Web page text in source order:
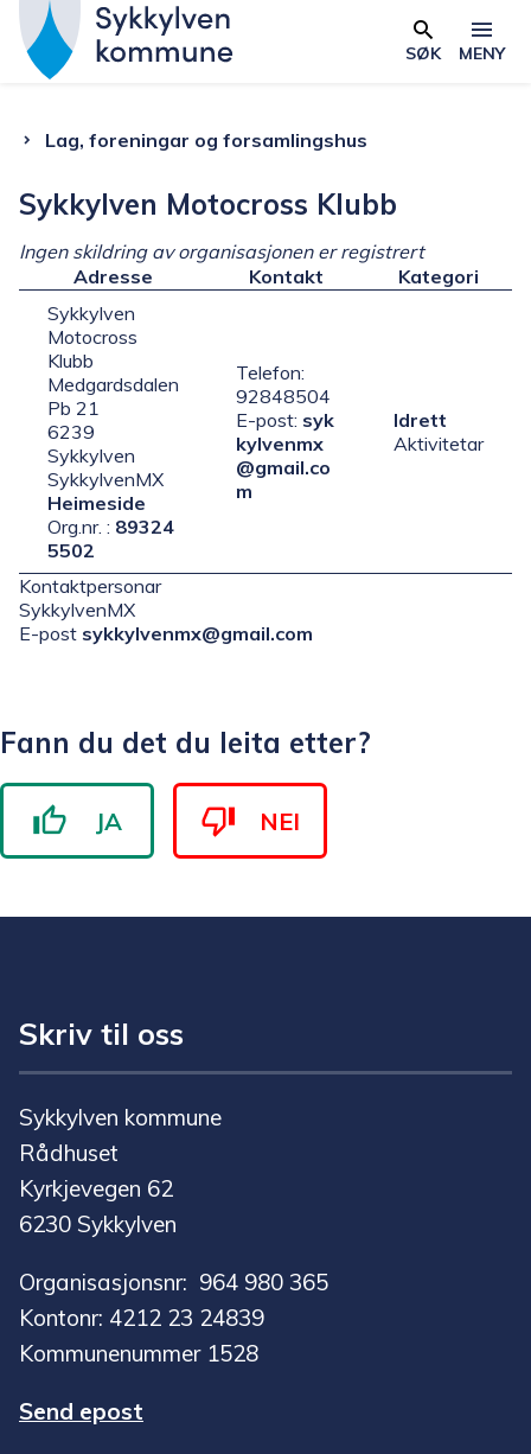
y
v
e
n
m
m
u
n
SØK MENY
Du
er
her:
Lag, foreningar og forsamlingshus
Sykkylven Motocross Klubb
Ingen skildring av organisasjonen er registrert
Adresse
Kontakt
Kategori
Sykkylven
Motocross
Klubb
Medgardsdalen
Pb 21
6239
Sykkylven
SykkylvenMX
Heimeside
Org.nr. : 89324
5502
Telefon:
92848504
E-post: syk
kylvenmx
@gmail.co
m
Idrett
Aktivitetar
Kontaktpersonar
SykkylvenMX
E-post sykkylvenmx@gmail.com
Fann du det du leita etter?
JA NEI
Skriv til oss
Sykkylven kommune
Rådhuset
Kyrkjevegen 62
6230 Sykkylven
Organisasjonsnr: 964 980 365
Kontonr: 4212 23 24839
Kommunenummer 1528
Send epost